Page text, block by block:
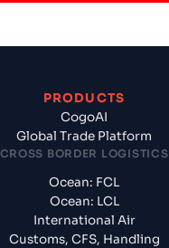
PRODUCTS
CogoAI
Global Trade Platform
CROSS BORDER LOGISTICS
Ocean: FCL
Ocean: LCL
International Air
Customs, CFS, Handling